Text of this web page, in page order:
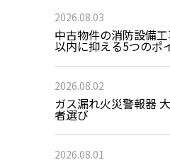
2026.08.03
中古物件の消防設備
以内に抑える5つのポ
2026.08.02
ガス漏れ火災警報器
者選び
2026.08.01